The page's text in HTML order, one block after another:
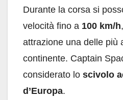
Durante la corsa si
velocità fino a 100 km/h
attrazione una delle più
continente. Captain
considerato lo scivolo
d’Europa.